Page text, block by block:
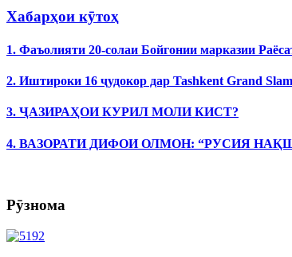
Хабарҳои кӯтоҳ
1. Фаъолияти 20-солаи Бойгонии марказии
2. Иштироки 16 ҷудокор дар Tashkent Grand
3. ҶАЗИРАҲОИ КУРИЛ МОЛИ КИСТ?
4. ВАЗОРАТИ ДИФОИ ОЛМОН: “РУСИЯ
Рӯзнома